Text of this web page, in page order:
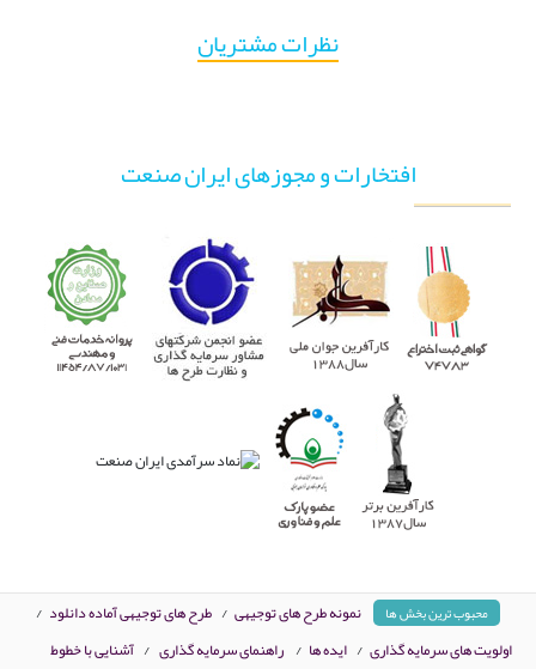
نظرات مشتریان
افتخارات و مجوزهای ایران صنعت
محبوب ترین بخش ها نمونه طرح های توجیهی / طرح های توجیهی آماده دانلود /
اولویت های سرمایه گذاری / ایده ها / راهنمای سرمایه گذاری / آشنایی با خطوط